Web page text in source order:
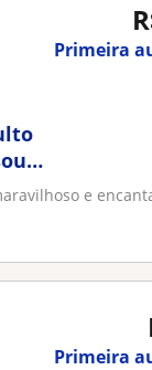
Primeira
e
Primeira